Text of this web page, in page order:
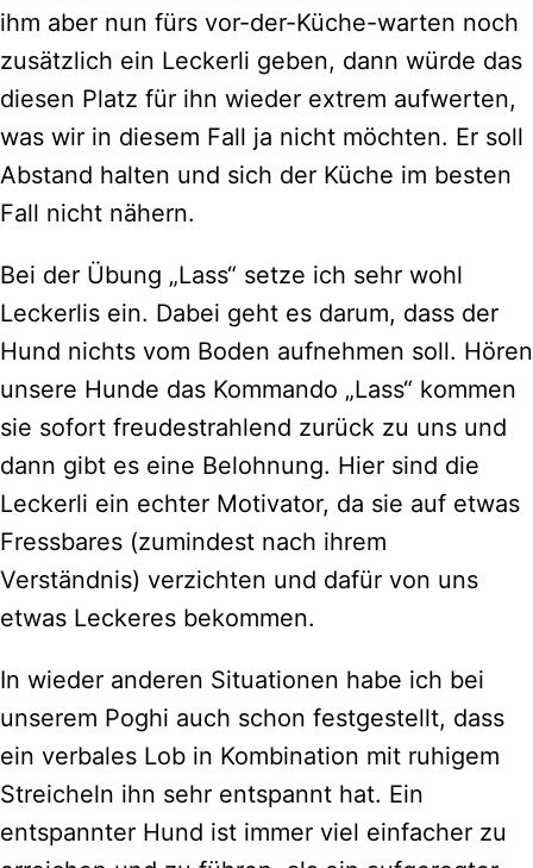
ihm aber nun fürs vor-der-Küche-warten noch
zusätzlich ein Leckerli geben, dann würde das
diesen Platz für ihn wieder extrem aufwerten,
was wir in diesem Fall ja nicht möchten. Er soll
Abstand halten und sich der Küche im besten
Fall nicht nähern.
Bei der Übung „Lass“ setze ich sehr wohl
Leckerlis ein. Dabei geht es darum, dass der
Hund nichts vom Boden aufnehmen soll. Hören
unsere Hunde das Kommando „Lass“ kommen
sie sofort freudestrahlend zurück zu uns und
dann gibt es eine Belohnung. Hier sind die
Leckerli ein echter Motivator, da sie auf etwas
Fressbares (zumindest nach ihrem
Verständnis) verzichten und dafür von uns
etwas Leckeres bekommen.
In wieder anderen Situationen habe ich bei
unserem Poghi auch schon festgestellt, dass
ein verbales Lob in Kombination mit ruhigem
Streicheln ihn sehr entspannt hat. Ein
entspannter Hund ist immer viel einfacher zu